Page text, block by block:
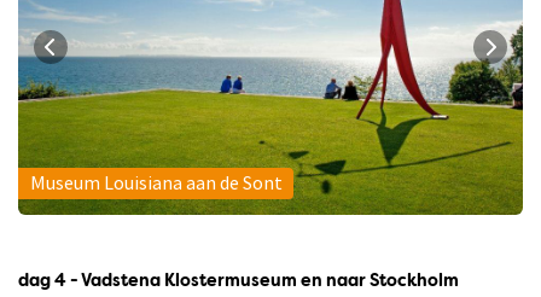
Museum Louisiana aan de Sont
dag 4 - Vadstena Klostermuseum en naar Stockholm